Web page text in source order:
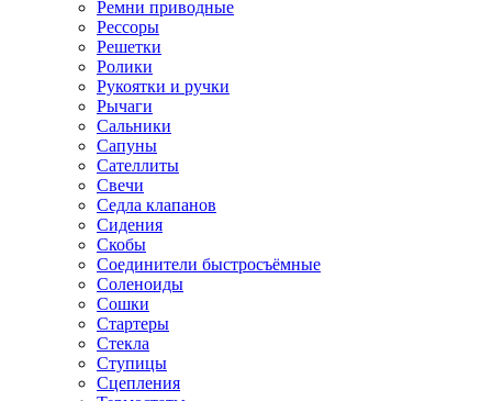
Ремни приводные
Рессоры
Решетки
Ролики
Рукоятки и ручки
Рычаги
Сальники
Сапуны
Сателлиты
Свечи
Седла клапанов
Сидения
Скобы
Соединители быстросъёмные
Соленоиды
Сошки
Стартеры
Стекла
Ступицы
Сцепления